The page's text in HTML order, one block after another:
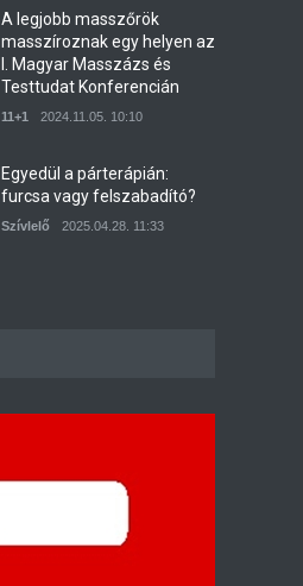
A legjobb masszőrök
masszíroznak egy helyen az
I. Magyar Masszázs és
Testtudat Konferencián
11+1 2024.11.05. 10:10
Egyedül a párterápián:
furcsa vagy felszabadító?
Szívlelő 2025.04.28. 11:33
Álmodd meg Henivel-
2019.07.19. 13:46